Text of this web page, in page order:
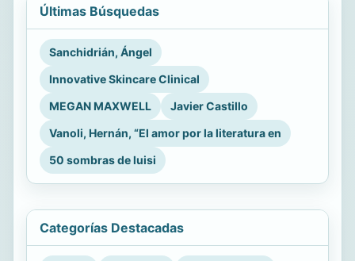
Últimas Búsquedas
Sanchidrián, Ángel
Innovative Skincare Clinical
MEGAN MAXWELL
Javier Castillo
Vanoli, Hernán, “El amor por la literatura en
50 sombras de luisi
Categorías Destacadas